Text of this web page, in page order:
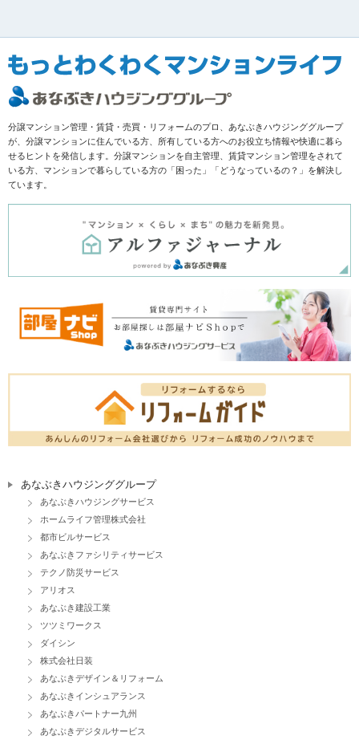
分譲マンション管理・賃貸・売買・リフォームのプロ、あなぶきハウジンググループ
が、分譲マンションに住んでいる方、所有している方へのお役立ち情報や快適に暮ら
せるヒントを発信します。分譲マンションを自主管理、賃貸マンション管理をされて
いる方、マンションで暮らしている方の「困った」「どうなっているの？」を解決し
ています。
あなぶきハウジンググループ
あなぶきハウジングサービス
ホームライフ管理株式会社
都市ビルサービス
あなぶきファシリティサービス
テクノ防災サービス
アリオス
あなぶき建設工業
ツツミワークス
ダイシン
株式会社日装
あなぶきデザイン＆リフォーム
あなぶきインシュアランス
あなぶきパートナー九州
あなぶきデジタルサービス